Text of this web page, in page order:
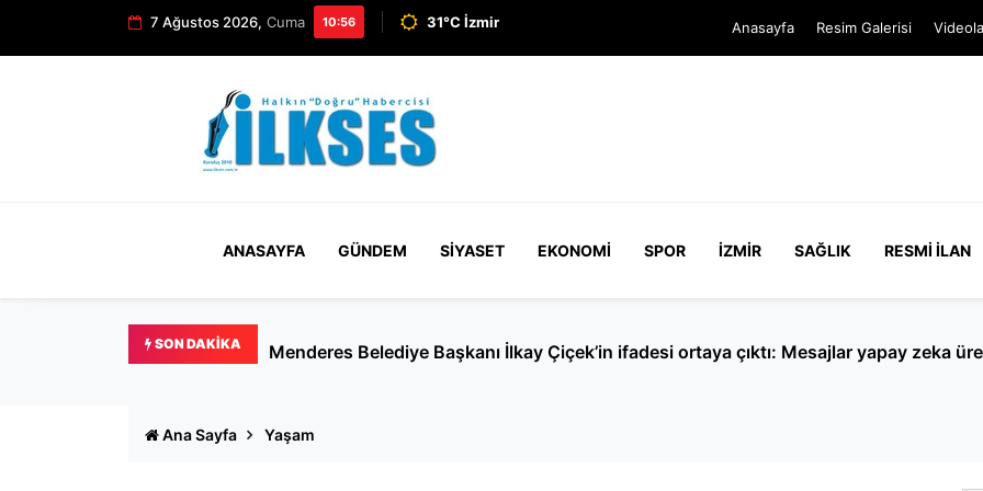
7 Ağustos 2026, Cuma 10:56 31°C İzmir Anasayfa Resim Galerisi
ANASAYFA GÜNDEM SIYASET EKONOMI SPOR İZMIR SAĞLIK RESMI İLAN
SON DAKIKA Kaygının gölgesinde emzirme
Ana Sayfa Yaşam